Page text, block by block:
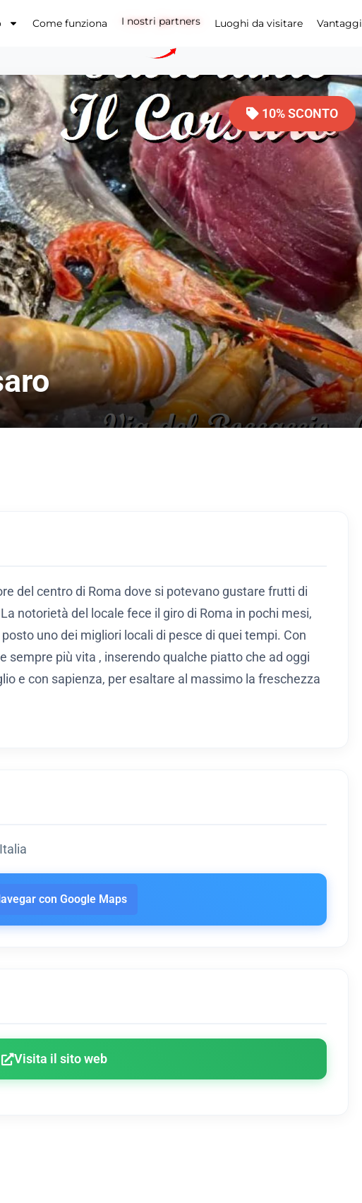
Come funziona I nostri partners Luoghi da visitare Vantaggi
10% SCONTO
del centro di Roma dove si potevano gustare frutti di
notorietà del locale fece il giro di Roma in pochi mesi,
uno dei migliori locali di pesce di quei tempi. Con
sempre più vita , inserendo qualche piatto che ad oggi
e con sapienza, per esaltare al massimo la freschezza
con Google Maps
Visita il sito web